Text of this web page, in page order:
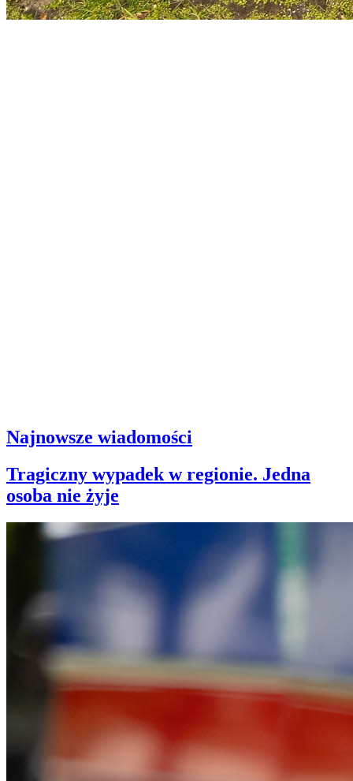
Najnowsze wiadomości
Tragiczny wypadek w regionie. Jedna
osoba nie żyje